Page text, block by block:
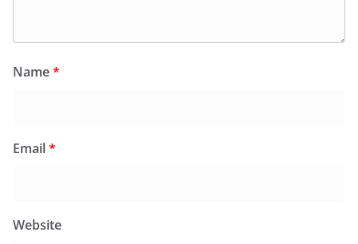
Name*
Email*
Website